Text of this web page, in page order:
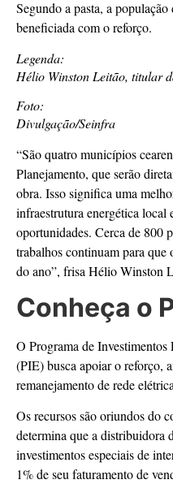
Segundo a pasta, a população
beneficiada com o reforço.
Legenda:
Hélio Winston Leitão, titular
Foto:
Divulgação/Seinfra
“São quatro municípios
Planejamento, que serão
obra. Isso significa uma
infraestrutura energética local
oportunidades. Cerca de 800
trabalhos continuam para
do ano”, frisa Hélio Winston
Conheça o
O Programa de
(PIE) busca apoiar o reforço,
remanejamento de rede
Os recursos são oriundos do
determina que a distribuidora
investimentos especiais de
1% de seu faturamento de